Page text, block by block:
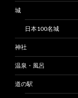
城
日本100名城
神社
温泉・風呂
道の駅